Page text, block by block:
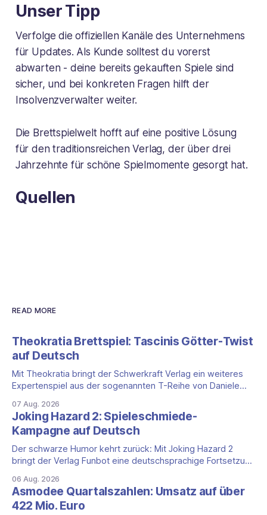
Unser Tipp
Verfolge die offiziellen Kanäle des Unternehmens
für Updates. Als Kunde solltest du vorerst
abwarten - deine bereits gekauften Spiele sind
sicher, und bei konkreten Fragen hilft der
Insolvenzverwalter weiter.
Die Brettspielwelt hofft auf eine positive Lösung
für den traditionsreichen Verlag, der über drei
Jahrzehnte für schöne Spielmomente gesorgt hat.
Quellen
READ MORE
Theokratia Brettspiel: Tascinis Götter-Twist
auf Deutsch
Mit Theokratia bringt der Schwerkraft Verlag ein weiteres
Expertenspiel aus der sogenannten T-Reihe von Daniele
Tekhenu und Tzolk'in gehören. Der Aufhänger ist ein
ungewöhnlicher Perspektivwechsel: Sie steuern nicht die
eigene Zivilisation, sondern eine hochentwickelte
außerirdische Gottheit, die vier
07 Aug. 2026
Joking Hazard 2: Spieleschmiede-
Kampagne auf Deutsch
Der schwarze Humor kehrt zurück: Mit Joking Hazard 2
bringt der Verlag Funbot eine deutschsprachige Fortsetzung
Happiness (Explosm) auf die Spieleschmiede. Wir ordnen
ein, was die Kampagne unter dem Motto „Die fiesen
Comics sind zurück!" bietet und wo sie schweigt.
06 Aug. 2026
Asmodee Quartalszahlen: Umsatz auf über
422 Mio. Euro